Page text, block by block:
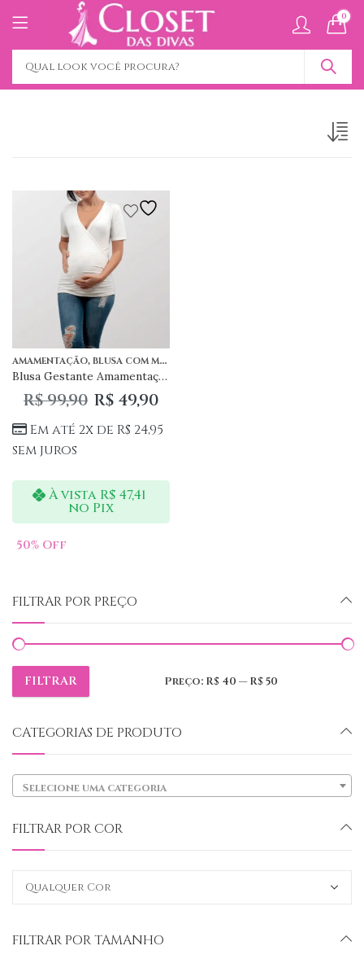
0
AMAMENTAÇÃO, BLUSA COM MANGA
Blusa Gestante Amamentação Ellen
R$99,90 R$ 49,90
Em até 2x de R$ 24,95
sem juros
À vista R$ 47,41
no Pix
50% Off
FILTRAR POR PREÇO
Preço
Preço
FILTRAR Preço: R$ 40 —R$ 50
CATEGORIAS DE PRODUTO
Selecione uma categoria
FILTRAR POR COR
FILTRAR POR TAMANHO